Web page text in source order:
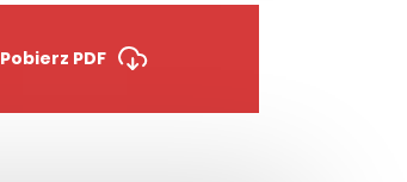
Pobierz PDF